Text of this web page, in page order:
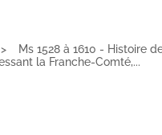
Ms 1528 à 1610 - Histoire
la Franche-Comté,...